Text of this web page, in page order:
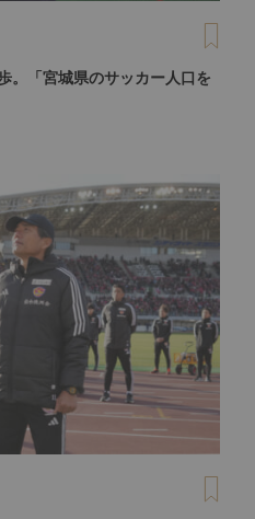
。「宮城県のサッカー人口を